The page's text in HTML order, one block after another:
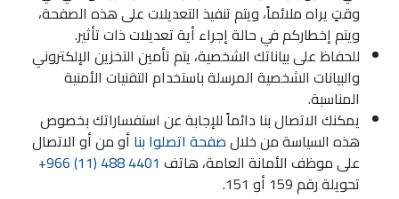
وقتٍ يراه ملائماً، ويتم تنفيذ التعديلات على هذه الصفحة،
ويتم إخطاركم في حالة إجراء أية تعديلات ذات تأثير.
للحفاظ على بياناتك الشخصية، يتم تأمين التخزين الإلكتروني
والبيانات الشخصية المرسلة باستخدام التقنيات الأمنية
المناسبة.
يمكنك الاتصال بنا دائماً للإجابة عن استفساراتك بخصوص
هذه السياسة من خلالصفحة اتصلوا بنا أو من أو الاتصال
على موظف الأمانة العامة، هاتف +966 (11) 488 4401
تحويلة رقم 159 أو 151.